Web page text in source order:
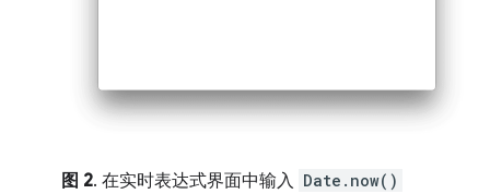
图 2. 在实时表达式界面中输入 Date.now()